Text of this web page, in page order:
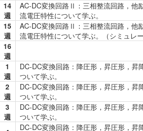
14
週
AC-DC変換回路Ⅱ：三相整流回路，他
流電圧特性について学ぶ。
15
週
AC-DC変換回路Ⅱ：三相整流回路，他
流電圧特性について学ぶ。（シミュレ
16
週
1
週
DC-DC変換回路：降圧形，昇圧形，昇
ついて学ぶ。
2
週
DC-DC変換回路：降圧形，昇圧形，昇
ついて学ぶ。
3
週
DC-DC変換回路：降圧形，昇圧形，昇
ついて学ぶ。
DC-DC変換回路：降圧形，昇圧形，昇